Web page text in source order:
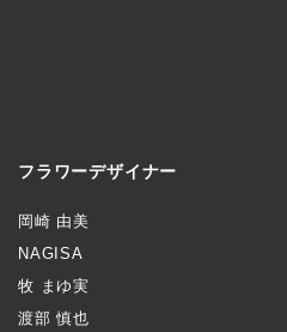
フラワーデザイナー
岡崎 由美
NAGISA
牧 まゆ実
渡部 慎也